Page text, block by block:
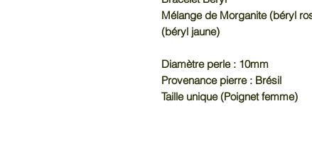
Mélange de Morganite (béryl
(béryl jaune)
Diamètre perle : 10mm
Provenance pierre : Brésil
Taille unique (Poignet femme)